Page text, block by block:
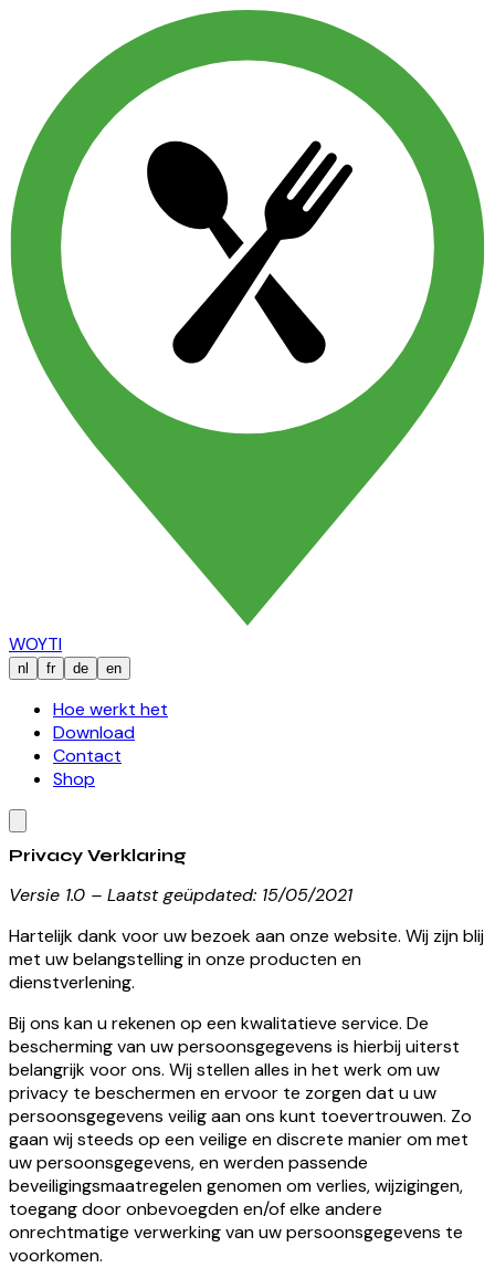
WOYTI
nl fr de en
Hoe werkt het
Download
Contact
Shop
Privacy Verklaring
Versie 1.0 – Laatst geüpdated: 15/05/2021
Hartelijk dank voor uw bezoek aan onze website. Wij zijn blij
met uw belangstelling in onze producten en
dienstverlening.
Bij ons kan u rekenen op een kwalitatieve service. De
bescherming van uw persoonsgegevens is hierbij uiterst
belangrijk voor ons. Wij stellen alles in het werk om uw
privacy te beschermen en ervoor te zorgen dat u uw
persoonsgegevens veilig aan ons kunt toevertrouwen. Zo
gaan wij steeds op een veilige en discrete manier om met
uw persoonsgegevens, en werden passende
beveiligingsmaatregelen genomen om verlies, wijzigingen,
toegang door onbevoegden en/of elke andere
onrechtmatige verwerking van uw persoonsgegevens te
voorkomen.